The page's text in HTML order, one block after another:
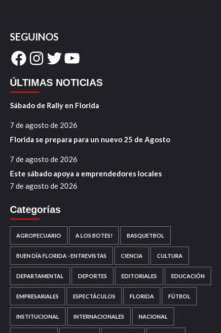
SEGUINOS
Facebook
Instagram
Twitter
YouTube
ÚLTIMAS NOTICIAS
Sábado de Rally en Florida
7 de agosto de 2026
Florida se prepara para un nuevo 25 de Agosto
7 de agosto de 2026
Este sábado apoya a emprendedores locales
7 de agosto de 2026
Categorías
AGROPECUARIO A LOS BOTES! BASQUETBOL
BUEN DÍA FLORIDA - ENTREVISTAS CIENCIA CULTURA
DEPARTAMENTAL DEPORTES EDITORIALES EDUCACIÓN
EMPRESARIALES ESPECTÁCULOS FLORIDA FÚTBOL
INSTITUCIONAL INTERNACIONALES NACIONAL